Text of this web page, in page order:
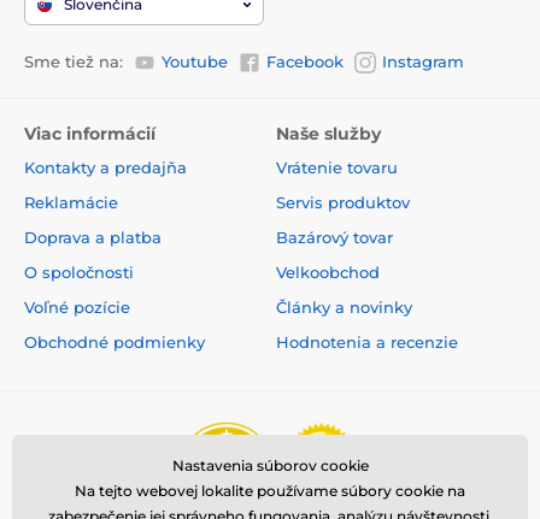
Slovenčina
Sme tiež na: Youtube Facebook Instagram
Viac informácií
Kontakty a predajňa
Reklamácie
Doprava a platba
O spoločnosti
Voľné pozície
Obchodné podmienky
Naše služby
Vrátenie tovaru
Servis produktov
Bazárový tovar
Velkoobchod
Články a novinky
Hodnotenia a recenzie
Nastavenia súborov cookie
Na tejto webovej lokalite používame súbory cookie na